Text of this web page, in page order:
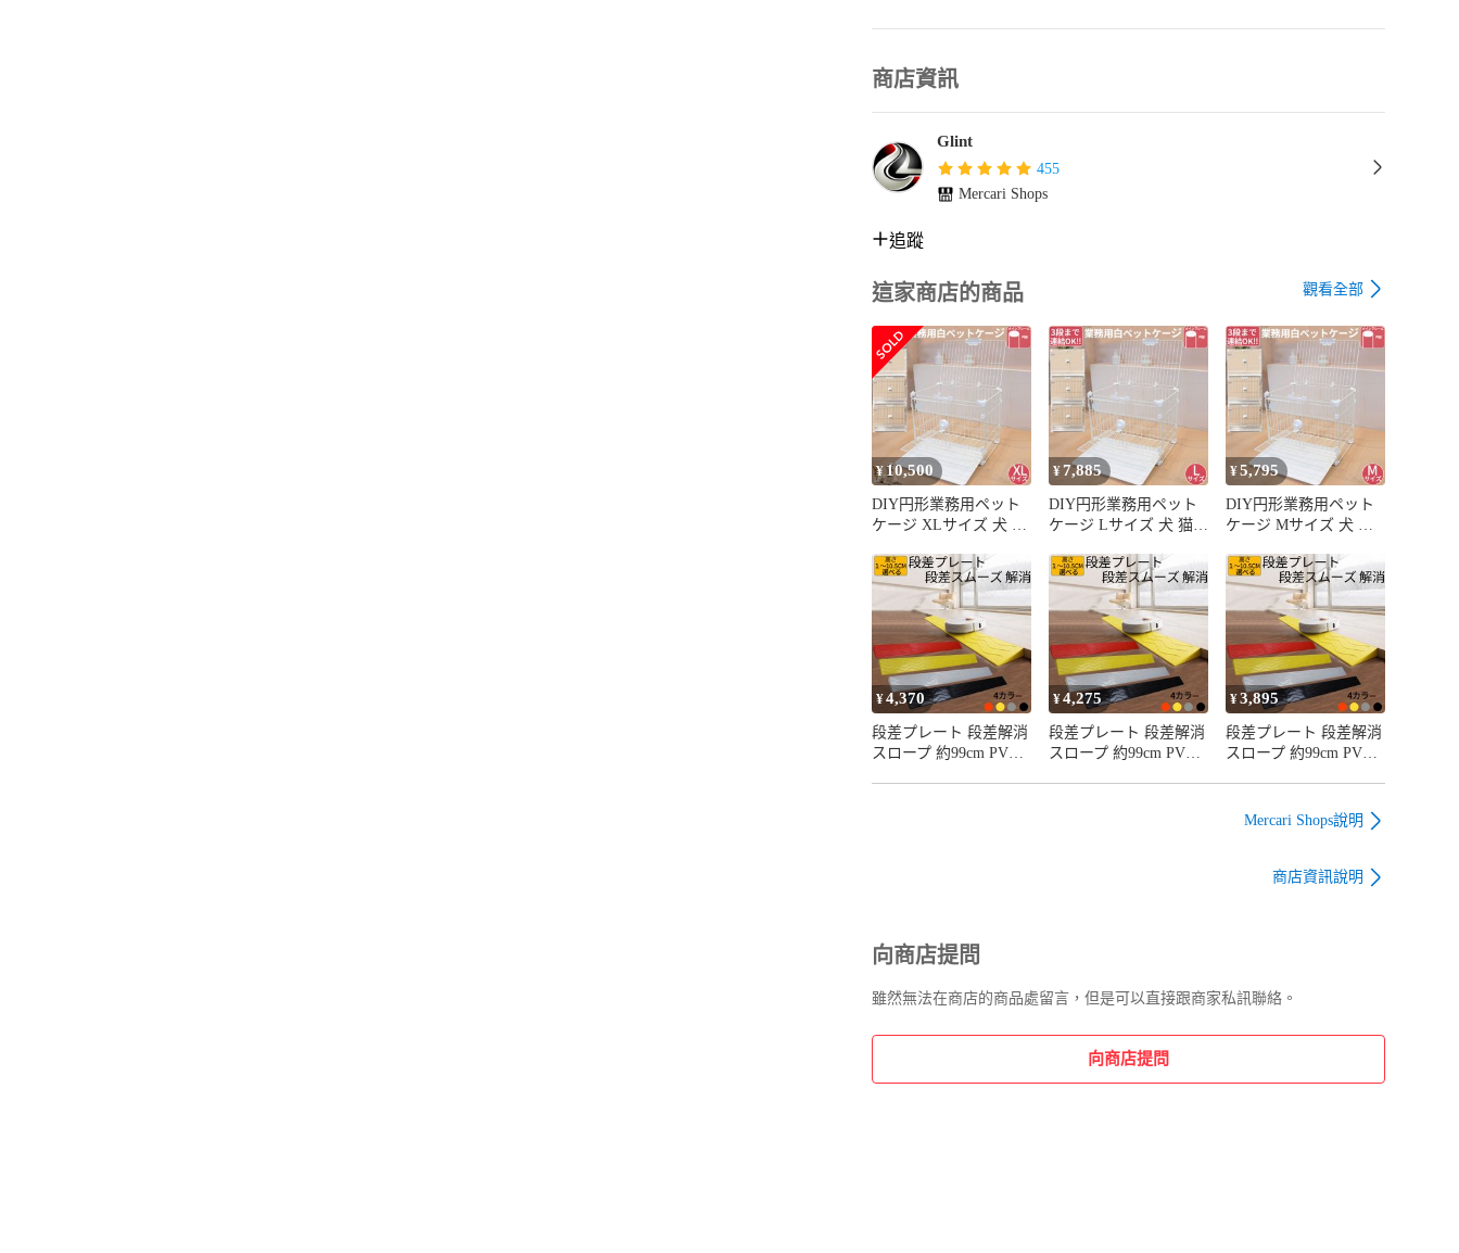
商店資訊
Glint
455
Mercari Shops
追蹤
這家商店的商品 觀看全部
¥10,500
DIY円形業務用ペット
ケージ XLサイズ 犬 猫
用 サークル 組立簡単
すのこパネル トレー引
き出し式 丸洗いOK 3段
重ね対応 幅93×奥行59×
高さ74.5cm
¥7,885
DIY円形業務用ペット
ケージ Lサイズ 犬 猫
用 サークル 組立簡単
すのこパネル トレー引
き出し式 丸洗いOK 3段
重ね対応 幅76×奥行46×
高さ65cm
¥5,795
DIY円形業務用ペット
ケージ Mサイズ 犬 猫
用 サークル 組立簡単
すのこパネル トレー引
き出し式 丸洗いOK 3段
重ね対応 幅60×奥行44×
高さ50cm
¥4,370
段差プレート 段差解消
スロープ 約99cm PVC
¥4,275
段差プレート 段差解消
スロープ 約99cm PVC
¥3,895
段差プレート 段差解消
スロープ 約99cm PVC
ー 台車用
Mercari Shops說明
商店資訊說明
向商店提問
雖然無法在商店的商品處留言，但是可以直接跟商家私訊聯絡。
向商店提問